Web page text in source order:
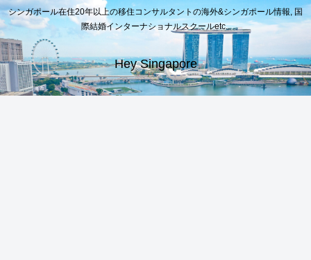
シンガポール在住20年以上の移住コンサルタントの海外&シンガポール情報, 国
際結婚インターナショナルスクールetc..
Hey Singapore